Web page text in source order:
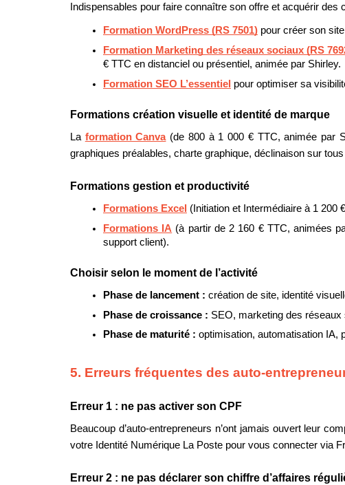
Indispensables pour faire connaître son offre et acquérir des
Formation WordPress (RS 7501) pour créer son
Formation Marketing des réseaux sociaux (RS
€ TTC en distanciel ou présentiel, animée par Shirley.
Formation SEO L’essentiel pour optimiser sa
Formations création visuelle et identité de marque
La formation Canva (de 800 à 1 000 € TTC, animée par
graphiques préalables, charte graphique, déclinaison sur
Formations gestion et productivité
Formations Excel (Initiation et Intermédiaire à 1 200
Formations IA (à partir de 2 160 € TTC, animées
support client).
Choisir selon le moment de l’activité
Phase de lancement : création de site, identité
Phase de croissance : SEO, marketing des
Phase de maturité : optimisation, automatisation IA,
5. Erreurs fréquentes des auto-
Erreur 1 : ne pas activer son CPF
Beaucoup d’auto-entrepreneurs n’ont jamais ouvert leur
votre Identité Numérique La Poste pour vous connecter via
Erreur 2 : ne pas déclarer son chiffre d’affaires